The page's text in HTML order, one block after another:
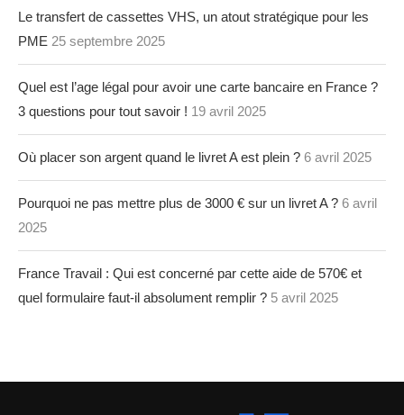
Le transfert de cassettes VHS, un atout stratégique pour les
PME 25 septembre 2025
Quel est l’age légal pour avoir une carte bancaire en France ?
3 questions pour tout savoir ! 19 avril 2025
Où placer son argent quand le livret A est plein ? 6 avril 2025
Pourquoi ne pas mettre plus de 3000 € sur un livret A ? 6 avril
2025
France Travail : Qui est concerné par cette aide de 570€ et
quel formulaire faut-il absolument remplir ? 5 avril 2025